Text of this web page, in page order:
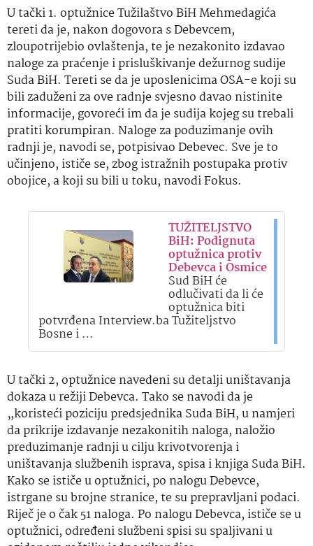
U tački 1. optužnice Tužilaštvo BiH Mehmedagića
tereti da je, nakon dogovora s Debevcem,
zloupotrijebio ovlaštenja, te je nezakonito izdavao
naloge za praćenje i prisluškivanje dežurnog sudije
Suda BiH. Tereti se da je uposlenicima OSA-e koji su
bili zaduženi za ove radnje svjesno davao nistinite
informacije, govoreći im da je sudija kojeg su trebali
pratiti korumpiran. Naloge za poduzimanje ovih
radnji je, navodi se, potpisivao Debevec. Sve je to
učinjeno, ističe se, zbog istražnih postupaka protiv
obojice, a koji su bili u toku, navodi Fokus.
TUŽITELJSTVO
BiH: Podignuta
optužnica protiv
Debevca i Osmice
Sud BiH će
odlučivati da li će
optužnica biti
potvrđena Interview.ba Tužiteljstvo
Bosne i …
U tački 2, optužnice navedeni su detalji uništavanja
dokaza u režiji Debevca. Tako se navodi da je
„koristeći poziciju predsjednika Suda BiH, u namjeri
da prikrije izdavanje nezakonitih naloga, naložio
preduzimanje radnji u cilju krivotvorenja i
uništavanja službenih isprava, spisa i knjiga Suda BiH.
Kako se ističe u optužnici, po nalogu Debevce,
istrgane su brojne stranice, te su prepravljani podaci.
Riječ je o čak 51 naloga. Po nalogu Debevca, ističe se u
optužnici, određeni službeni spisi su spaljivani u